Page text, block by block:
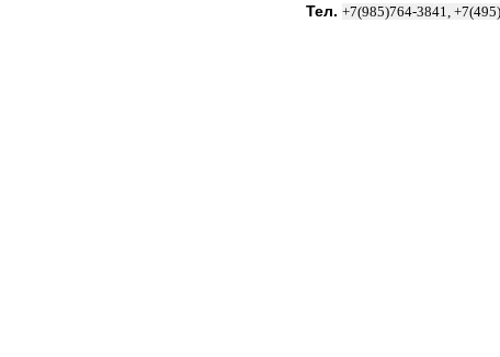
Тел. +7(985)764-3841,